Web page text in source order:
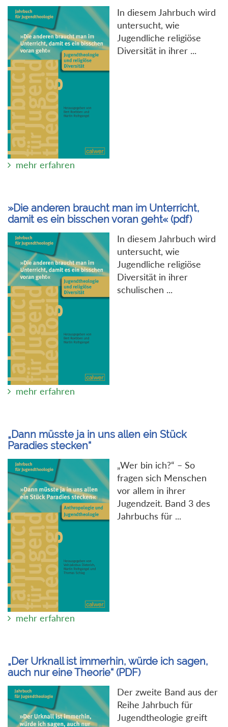
In diesem Jahrbuch wird
untersucht, wie
Jugendliche religiöse
Diversität in ihrer ...
mehr erfahren
»Die anderen braucht man im Unterricht,
damit es ein bisschen voran geht« (pdf)
In diesem Jahrbuch wird
untersucht, wie
Jugendliche religiöse
Diversität in ihrer
schulischen ...
mehr erfahren
„Dann müsste ja in uns allen ein Stück
Paradies stecken“
„Wer bin ich?“ – So
fragen sich Menschen
vor allem in ihrer
Jugendzeit. Band 3 des
Jahrbuchs für ...
mehr erfahren
„Der Urknall ist immerhin, würde ich sagen,
auch nur eine Theorie“ (PDF)
Der zweite Band aus der
Reihe Jahrbuch für
Jugendtheologie greift